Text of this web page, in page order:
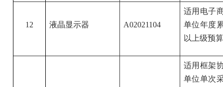
12 液晶显示器 A02021104
适用电子
单位年度
以上级预
适用框架
单位单次